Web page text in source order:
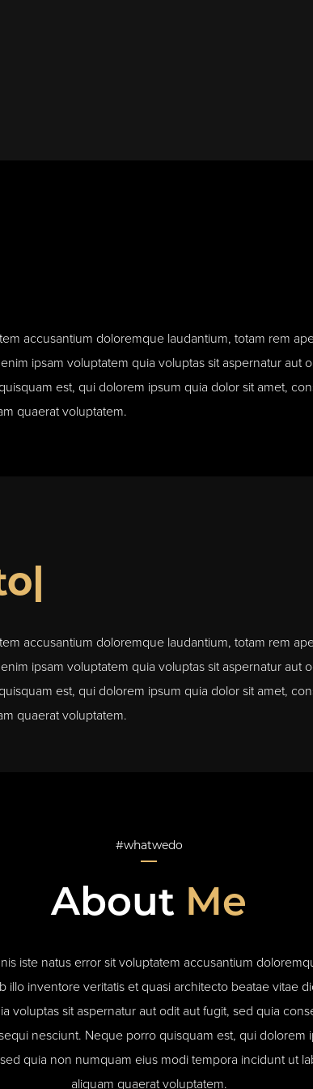
accusantium doloremque laudantium, totam rem
ipsam voluptatem quia voluptas sit aspernatur
est, qui dolorem ipsum quia dolor sit amet,
quaerat voluptatem.
accusantium doloremque laudantium, totam rem
ipsam voluptatem quia voluptas sit aspernatur
est, qui dolorem ipsum quia dolor sit amet,
quaerat voluptatem.
#whatwedo
About Me
iste natus error sit voluptatem accusantium
illo inventore veritatis et quasi architecto beatae vitae
voluptas sit aspernatur aut odit aut fugit, sed quia
nesciunt. Neque porro quisquam est, qui dolorem
quia non numquam eius modi tempora incidunt ut
aliquam quaerat voluptatem.